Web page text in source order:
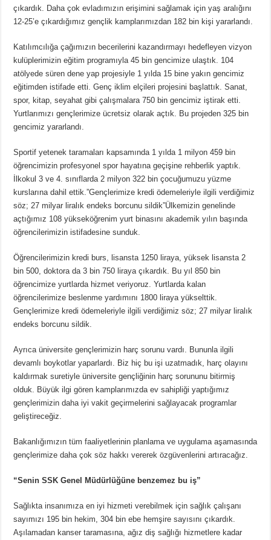
çıkardık. Daha çok evladımızın erişimini sağlamak için yaş aralığını
12-25’e çıkardığımız gençlik kamplarımızdan 182 bin kişi yararlandı.
Katılımcılığa çağımızın becerilerini kazandırmayı hedefleyen vizyon
kulüplerimizin eğitim programıyla 45 bin gencimize ulaştık. 104
atölyede süren dene yap projesiyle 1 yılda 15 bine yakın gencimiz
eğitimden istifade etti. Genç iklim elçileri projesini başlattık. Sanat,
spor, kitap, seyahat gibi çalışmalara 750 bin gencimiz iştirak etti.
Yurtlarımızı gençlerimize ücretsiz olarak açtık. Bu projeden 325 bin
gencimiz yararlandı.
Sportif yetenek taramaları kapsamında 1 yılda 1 milyon 459 bin
öğrencimizin profesyonel spor hayatına geçişine rehberlik yaptık.
İlkokul 3 ve 4. sınıflarda 2 milyon 322 bin çocuğumuzu yüzme
kurslarına dahil ettik.”Gençlerimize kredi ödemeleriyle ilgili verdiğimiz
söz; 27 milyar liralık endeks borcunu sildik”Ülkemizin genelinde
açtığımız 108 yükseköğrenim yurt binasını akademik yılın başında
öğrencilerimizin istifadesine sunduk.
Öğrencilerimizin kredi burs, lisansta 1250 liraya, yüksek lisansta 2
bin 500, doktora da 3 bin 750 liraya çıkardık. Bu yıl 850 bin
öğrencimize yurtlarda hizmet veriyoruz. Yurtlarda kalan
öğrencilerimize beslenme yardımını 1800 liraya yükselttik.
Gençlerimize kredi ödemeleriyle ilgili verdiğimiz söz; 27 milyar liralık
endeks borcunu sildik.
Ayrıca üniversite gençlerimizin harç sorunu vardı. Bununla ilgili
devamlı boykotlar yaparlardı. Biz hiç bu işi uzatmadık, harç olayını
kaldırmak suretiyle üniversite gençliğinin harç sorununu bitirmiş
olduk. Büyük ilgi gören kamplarımızda ev sahipliği yaptığımız
gençlerimizin daha iyi vakit geçirmelerini sağlayacak programlar
geliştireceğiz.
Bakanlığımızın tüm faaliyetlerinin planlama ve uygulama aşamasında
gençlerimize daha çok söz hakkı vererek özgüvenlerini artıracağız.
“Senin SSK Genel Müdürlüğüne benzemez bu iş”
Sağlıkta insanımıza en iyi hizmeti verebilmek için sağlık çalışanı
sayımızı 195 bin hekim, 304 bin ebe hemşire sayısını çıkardık.
Aşılamadan kanser taramasına, ağız diş sağlığı hizmetlere kadar